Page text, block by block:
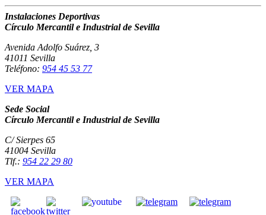
Instalaciones Deportivas
Círculo Mercantil e Industrial de Sevilla
Avenida Adolfo Suárez, 3
41011 Sevilla
Teléfono: 954 45 53 77
VER MAPA
Sede Social
Círculo Mercantil e Industrial de Sevilla
C/ Sierpes 65
41004 Sevilla
Tlf.: 954 22 29 80
VER MAPA